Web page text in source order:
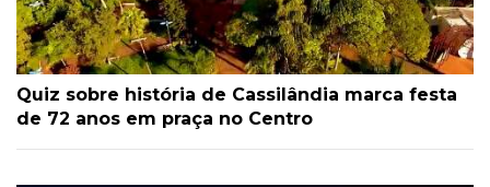
Quiz sobre história de Cassilândia marca festa
de 72 anos em praça no Centro